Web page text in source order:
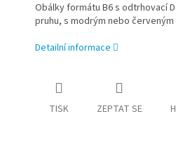
Obálky formátu B6 s odtrhovací
pruhu, s modrým nebo červeným
Detailní informace
TISK ZEPTAT SE